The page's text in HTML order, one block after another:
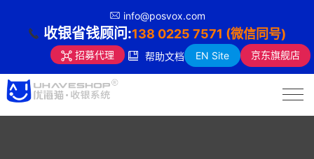
info@posvox.com
收银省钱顾问:138 0225 7571 (微信同号)
招募代理 帮助文档 EN Site 京东旗舰店